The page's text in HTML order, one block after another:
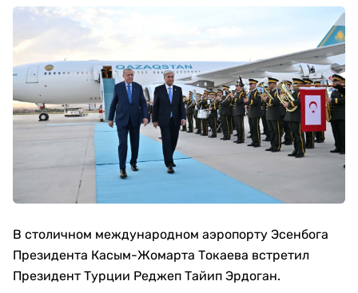
В столичном международном аэропорту Эсенбога
Президента Касым-Жомарта Токаева встретил
Президент Турции Реджеп Тайип Эрдоган.